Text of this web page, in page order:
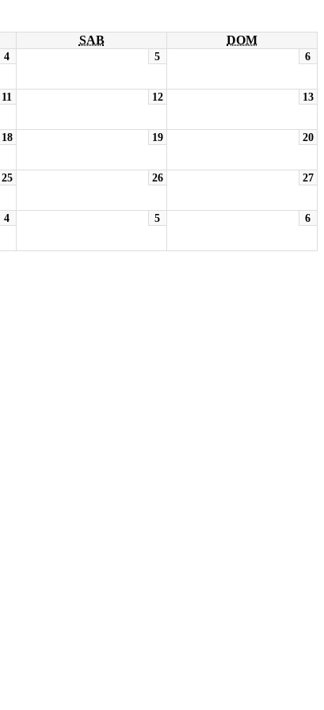
SAB DOM
4 5 6
11 12 13
18 19 20
25 26 27
4 5 6